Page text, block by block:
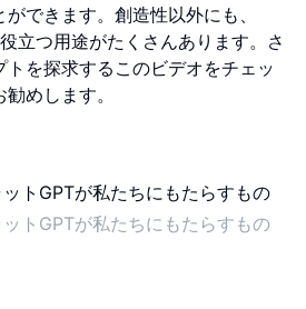
できます。創造性以外にも、
立つ用途がたくさんあります。さ
トを探求するこのビデオをチェッ
めします。
トGPTが私たちにもたらすもの